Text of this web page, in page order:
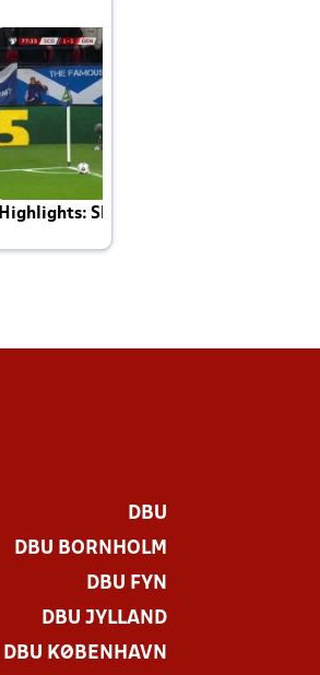
Highlights: Skotland - Danmark 4-2
DBU
DBU BORNHOLM
DBU FYN
DBU JYLLAND
DBU KØBENHAVN